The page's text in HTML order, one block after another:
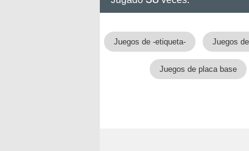
Juegos de -etiqueta- Juegos
Juegos de placa base